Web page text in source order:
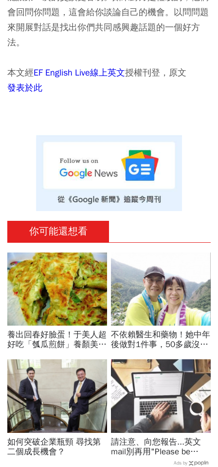
會回問你問題，這會給你談論自己的機會。以問問題
來開展對話是找出你們共同感興趣話題的一個好方
法。
本文經EF English Live線上英文授權刊登，原文
發表於此
你可能還想看
養出回春好臉蛋！于美人超
好吃「瓠瓜煎餅」養顏美
不依賴醫生和藥物！她中年
後做對1件事，50多歲沒有
好！
如何突破企業瓶頸 尋找第
二個成長機會？
請注意、向您報告...英文
mail別再用"Please be
noted"、"Please beAds by